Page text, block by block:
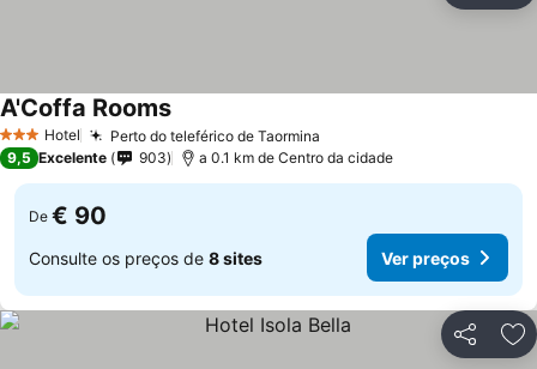
3 EstrelasHotel Perto do teleférico de Taormina
A'Coffa RoomsVer preços
9,5 Excelente 903 a 0.1 km de Centro da cidade
De € 90
Consulte os preços de 8 sites Ver preços
Partilhar